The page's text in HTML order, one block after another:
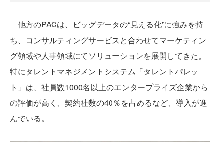
他方のPACは、ビッグデータの“見える化”に強みを持
ち、コンサルティングサービスと合わせてマーケティン
グ領域や人事領域にてソリューションを展開してきた。
特にタレントマネジメントシステム「タレントパレッ
ト」は、社員数1000名以上のエンタープライズ企業から
の評価が高く、契約社数の40％を占めるなど、導入が進
んでいる。